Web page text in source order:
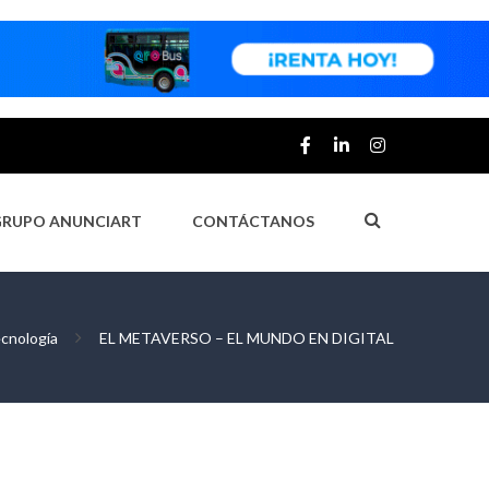
ANUNCIART CONTÁCTANOS
EL METAVERSO – EL MUNDO EN DIGITAL